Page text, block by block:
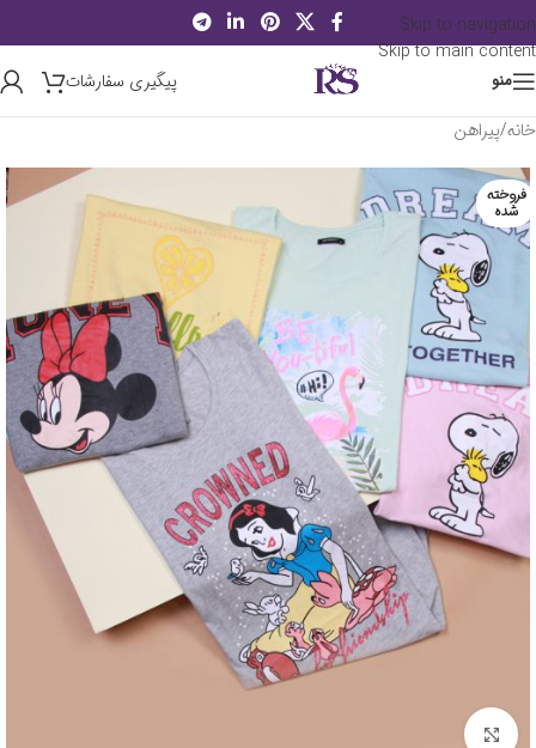
Skip to navigation
Skip to main content
منو
پیگیری سفارشات
خانه/پیراهن
فروخته
شده
برای بزرگنمایی کلیک کنید